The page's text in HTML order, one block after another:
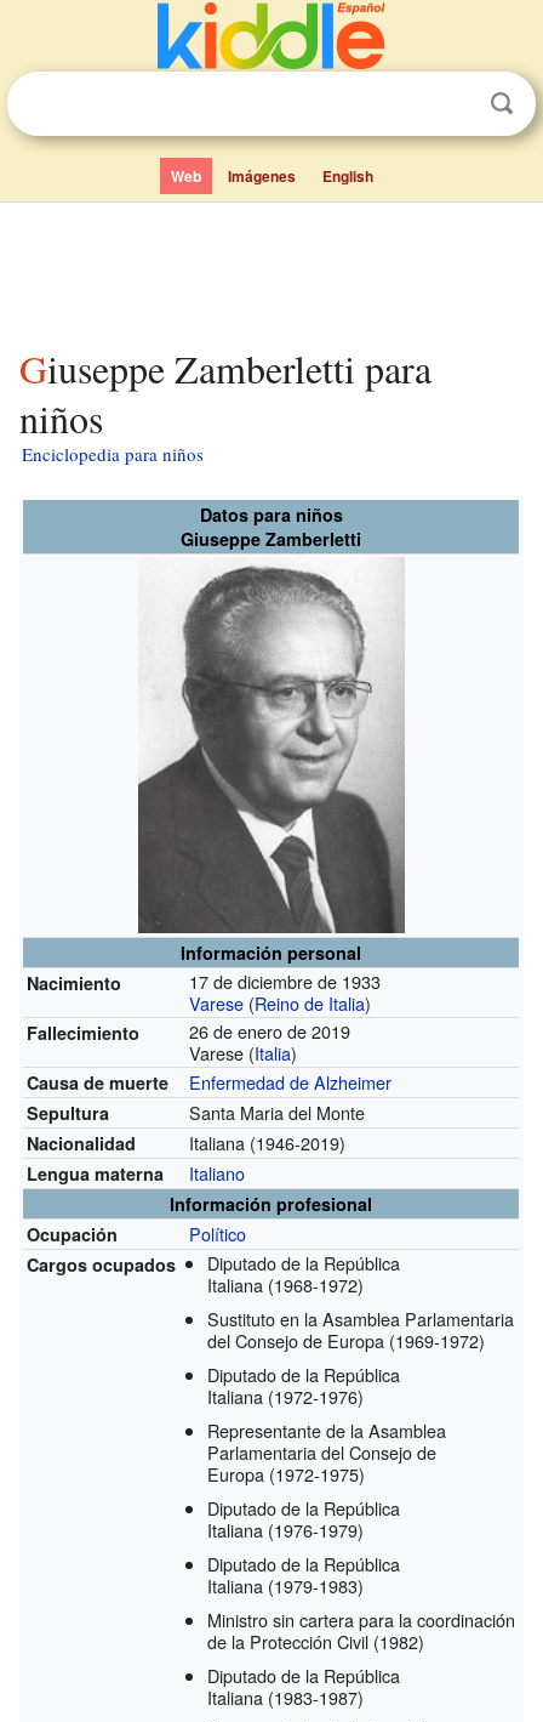
Web Imágenes English
Giuseppe Zamberletti para
niños
Enciclopedia para niños
Datos para niños
Giuseppe Zamberletti
Información personal
Nacimiento
17 de diciembre de 1933
Varese (Reino de Italia)
Fallecimiento
26 de enero de 2019
Varese (Italia)
Causa de muerte Enfermedad de Alzheimer
Sepultura Santa Maria del Monte
Nacionalidad Italiana (1946-2019)
Lengua materna Italiano
Información profesional
Ocupación
Político
Cargos ocupados
Diputado de la República
Italiana (1968-1972)
Sustituto en la Asamblea Parlamentaria
del Consejo de Europa (1969-1972)
Diputado de la República
Italiana (1972-1976)
Representante de la Asamblea
Parlamentaria del Consejo de
Europa (1972-1975)
Diputado de la República
Italiana (1976-1979)
Diputado de la República
Italiana (1979-1983)
Ministro sin cartera para la coordinación
de la Protección Civil (1982)
Diputado de la República
Italiana (1983-1987)